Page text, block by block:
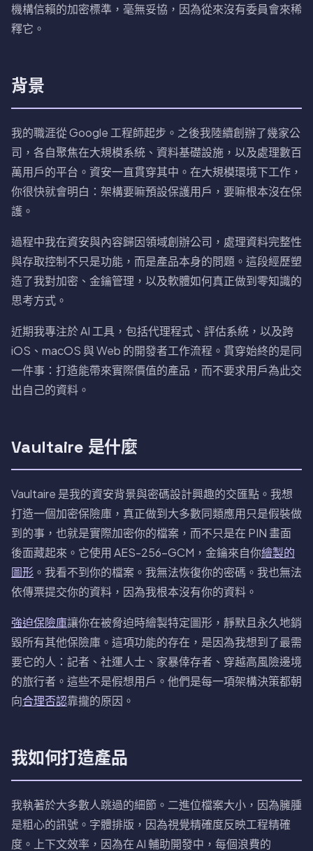
機構信賴的加密標準，毫無妥協，因為從來沒有委員會來稀
釋它。
背景
我的職涯從 Google 工程師起步。之後我陸續創辦了幾家公
司，各自聚焦在大規模系統、資料基礎設施，以及處理數百
萬用戶的平台。資安一直貫穿其中。在大規模環境下工作，
你很快就會明白：架構要嘛預設保護用戶，要嘛根本沒在保
護。
過程中我在資安與內容歸因領域創辦公司，處理資料完整性
與存取控制不只是功能，而是產品本身的問題。這段經歷塑
造了我對加密、金鑰管理，以及軟體如何真正做到零知識的
思考方式。
近期我專注於 AI 工具，包括代理程式、評估系統，以及跨
iOS、macOS 與 Web 的開發者工作流程。貫穿始終的是同
一件事：打造能帶來實際價值的產品，而不要求用戶為此交
出自己的資料。
Vaultaire 是什麼
Vaultaire 是我的資安背景與密碼設計興趣的交匯點。我想
打造一個加密保險庫，真正做到大多數同類應用只是假裝做
到的事，也就是實際加密你的檔案，而不只是在 PIN 畫面
後面藏起來。它使用 AES-256-GCM，金鑰來自你繪製的
圖形 。我看不到你的檔案。我無法恢復你的密碼。我也無法
依傳票提交你的資料，因為我根本沒有你的資料。
強迫保險庫讓你在被脅迫時繪製特定圖形，靜默且永久地銷
毀所有其他保險庫。這項功能的存在，是因為我想到了最需
要它的人：記者、社運人士、家暴倖存者、穿越高風險邊境
的旅行者。這些不是假想用戶。他們是每一項架構決策都朝
向合理否認靠攏的原因。
我如何打造產品
我執著於大多數人跳過的細節。二進位檔案大小，因為臃腫
是粗心的訊號。字體排版，因為視覺精確度反映工程精確
度。上下文效率，因為在 AI 輔助開發中，每個浪費的